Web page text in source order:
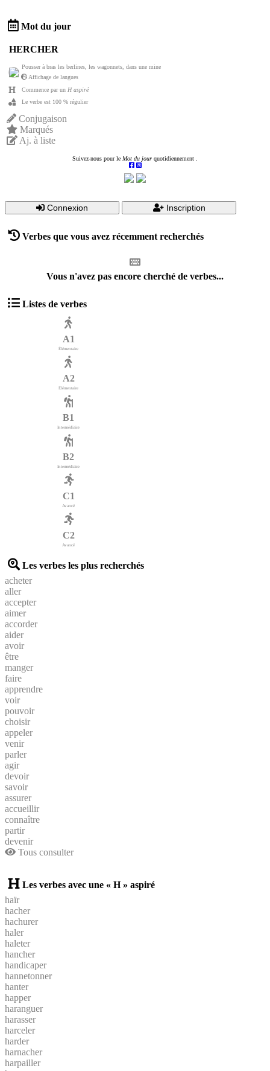
Mot du jour
HERCHER
Pousser à bras les berlines, les wagonnets, dans une mine
Affichage de langues
Commence par un H aspiré
Le verbe est 100 % régulier
Conjugaison
Marqués
Aj. à liste
Suivez-nous pour le Mot du jour quotidiennement .
Connexion Inscription
Verbes que vous avez récemment recherchés
Vous n'avez pas encore cherché de verbes...
Listes de verbes
A1
Élémentaire
A2
Élémentaire
B1
Intermédiaire
B2
Intermédiaire
C1
Avancé
C2
Avancé
Les verbes les plus recherchés
acheter
aller
accepter
aimer
accorder
aider
avoir
être
manger
faire
apprendre
voir
pouvoir
choisir
appeler
venir
parler
agir
devoir
savoir
assurer
accueillir
connaître
partir
devenir
Tous consulter
Les verbes avec une « H » aspiré
haïr
hacher
hachurer
haler
haleter
hancher
handicaper
hannetonner
hanter
happer
haranguer
harasser
harceler
harder
harnacher
harpailler